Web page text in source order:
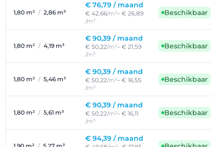
1,80 m² / 2,86 m³
€ 76,79 / maand
€ 42,66/m²– € 26,89
/m³
Beschikbaar
1,80 m² / 4,19 m³
€ 90,39 / maand
€ 50,22/m²– € 21,59
/m³
Beschikbaar
1,80 m² / 5,46 m³
€ 90,39 / maand
€ 50,22/m²– € 16,55
/m³
Beschikbaar
1,80 m² / 5,61 m³
€ 90,39 / maand
€ 50,22/m²– € 16,11
/m³
Beschikbaar
€ 94,39 / maand